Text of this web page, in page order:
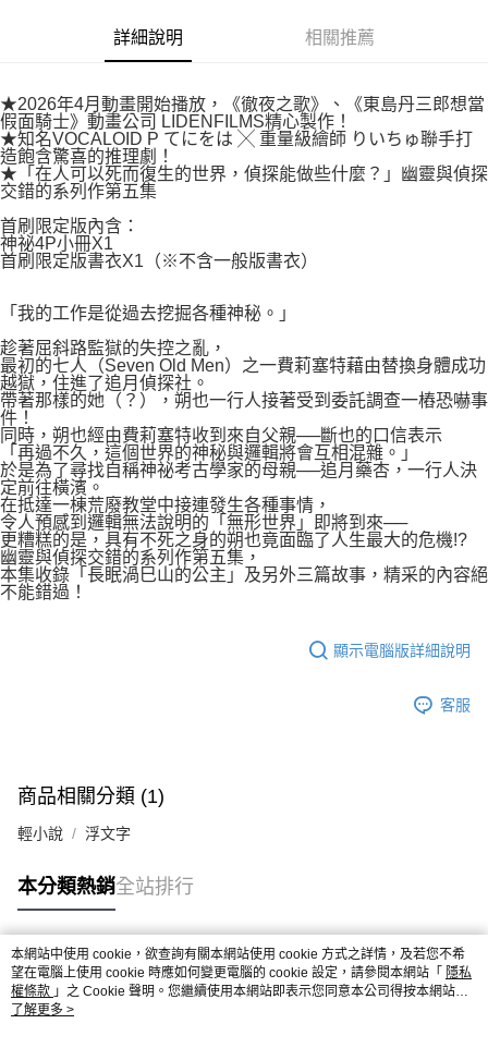
易，需依本服務之必要範圍內提供個人資料，並將交易相關給付款項請求債
https://aftee.tw/terms/#terms3
３．未成年的使用者請事先徵得法定代理人或監護人之同意方可使用
「AFTEE先享後付」，若未經同意申辦者引起之損失，本公司不負相關責
任。
４．使用「AFTEE先享後付」時，將依據個別帳號之用戶狀況，依本公司即
時審查核予不同之上限額度；若仍有額度不足之情形，本公司將視審查結果
５．嚴禁一人註冊多個帳號或使用他人資訊註冊。若發現惡意使用之情形，
恩沛科技股份有限公司將有權停止該用戶之使用額度並採取法律行動。
付款後7-11取貨
宅配
每筆NT$100，滿NT$800(含以上)免運費
國家/地區配送
詳細說明 相關推薦
★2026年4月動畫開始播放，《徹夜之歌》、《東島丹三郎想當
假面騎士》動畫公司 LIDENFILMS精心製作！
★知名VOCALOID P てにをは ╳ 重量級繪師 りいちゅ聯手打
造飽含驚喜的推理劇！
★「在人可以死而復生的世界，偵探能做些什麼？」幽靈與偵探
交錯的系列作第五集
首刷限定版內含：
神祕4P小冊X1
首刷限定版書衣X1（※不含一般版書衣）
「我的工作是從過去挖掘各種神秘。」
趁著屈斜路監獄的失控之亂，
最初的七人（Seven Old Men）之一費莉塞特藉由替換身體成功
越獄，住進了追月偵探社。
帶著那樣的她（？），朔也一行人接著受到委託調查一樁恐嚇事
件！
同時，朔也經由費莉塞特收到來自父親──斷也的口信表示
「再過不久，這個世界的神秘與邏輯將會互相混雜。」
於是為了尋找自稱神祕考古學家的母親──追月藥杏，一行人決
定前往橫濱。
在抵達一棟荒廢教堂中接連發生各種事情，
令人預感到邏輯無法說明的「無形世界」即將到來──
更糟糕的是，具有不死之身的朔也竟面臨了人生最大的危機!?
幽靈與偵探交錯的系列作第五集，
本集收錄「長眠渦巳山的公主」及另外三篇故事，精采的內容絕
不能錯過！
顯示電腦版詳細說明
客服
商品相關分類 (1)
輕小說 浮文字
本分類熱銷全站排行
熱門標籤
本網站中使用 cookie，欲查詢有關本網站使用 cookie 方式之詳情，及若您不希
望在電腦上使用 cookie 時應如何變更電腦的 cookie 設定，請參閱本網站「 隱私
權條款 」之 Cookie 聲明。您繼續使用本網站即表示您同意本公司得按本網站使
用條款之 Cookie 聲明使用 cookie。
了解更多 >